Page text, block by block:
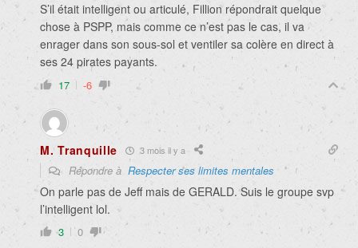
S’il était intelligent ou articulé, Fillion répondrait quelque
chose à PSPP, mais comme ce n’est pas le cas, il va
enrager dans son sous-sol et ventiler sa colère en direct à
ses 24 pirates payants.
17 -6
M. Tranquille 3 mois il y a
Répondre à Respecter ses limites mentales
On parle pas de Jeff mais de GERALD. Suis le groupe svp
l’intelligent lol.
3 0